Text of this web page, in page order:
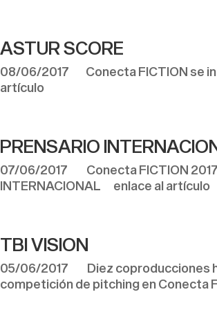
ASTUR SCORE
08/06/2017 Conecta FICTION se
artículo
PRENSARIO
07/06/2017 Conecta FICTION
INTERNACIONAL enlace al artículo
TBI VISION
05/06/2017 Diez coproducciones
competición de pitching en Conecta